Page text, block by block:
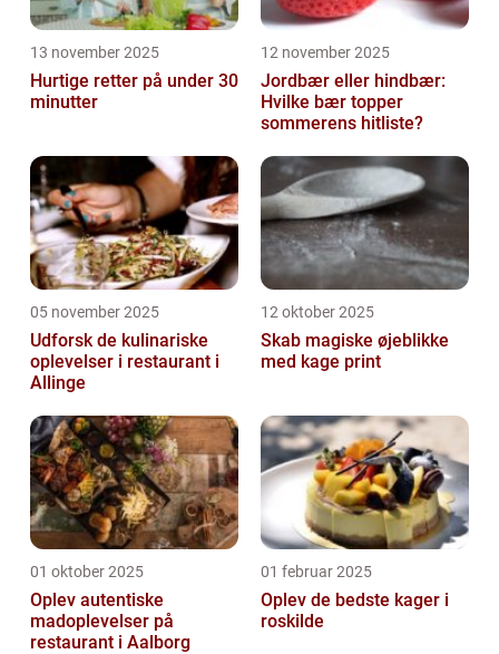
13 november 2025
Hurtige retter på under 30
minutter
12 november 2025
Jordbær eller hindbær:
Hvilke bær topper
sommerens hitliste?
05 november 2025
Udforsk de kulinariske
oplevelser i restaurant i
Allinge
12 oktober 2025
Skab magiske øjeblikke
med kage print
01 oktober 2025
Oplev autentiske
madoplevelser på
restaurant i Aalborg
01 februar 2025
Oplev de bedste kager i
roskilde